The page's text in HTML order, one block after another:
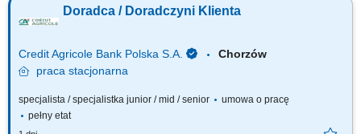
bankowe, faktoring i inne rozwiązania finansowe. Rozwój w kierunku
multidoradcy poprzez poszerzanie oferty produktowej dla klientów
Doradca / Doradczyni Klienta
Credit Agricole Bank Polska S.A.
Chorzów
praca stacjonarna
specjalista / specjalistka junior / mid / senior
umowa o pracę
pełny etat